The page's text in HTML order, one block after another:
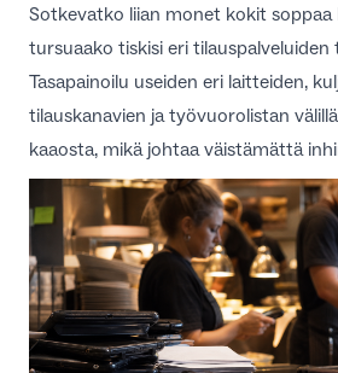
Sotkevatko liian monet kokit soppaa
tursuaako tiskisi eri tilauspalveluiden
Tasapainoilu useiden eri laitteiden,
tilauskanavien ja työvuorolistan
kaaosta, mikä johtaa väistämättä